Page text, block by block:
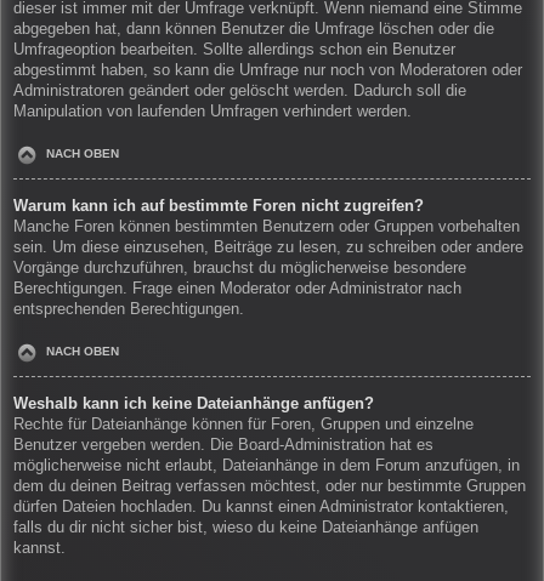
dieser ist immer mit der Umfrage verknüpft. Wenn niemand eine Stimme
abgegeben hat, dann können Benutzer die Umfrage löschen oder die
Umfrageoption bearbeiten. Sollte allerdings schon ein Benutzer
abgestimmt haben, so kann die Umfrage nur noch von Moderatoren oder
Administratoren geändert oder gelöscht werden. Dadurch soll die
Manipulation von laufenden Umfragen verhindert werden.
NACH OBEN
Warum kann ich auf bestimmte Foren nicht zugreifen?
Manche Foren können bestimmten Benutzern oder Gruppen vorbehalten
sein. Um diese einzusehen, Beiträge zu lesen, zu schreiben oder andere
Vorgänge durchzuführen, brauchst du möglicherweise besondere
Berechtigungen. Frage einen Moderator oder Administrator nach
entsprechenden Berechtigungen.
NACH OBEN
Weshalb kann ich keine Dateianhänge anfügen?
Rechte für Dateianhänge können für Foren, Gruppen und einzelne
Benutzer vergeben werden. Die Board-Administration hat es
möglicherweise nicht erlaubt, Dateianhänge in dem Forum anzufügen, in
dem du deinen Beitrag verfassen möchtest, oder nur bestimmte Gruppen
dürfen Dateien hochladen. Du kannst einen Administrator kontaktieren,
falls du dir nicht sicher bist, wieso du keine Dateianhänge anfügen
kannst.